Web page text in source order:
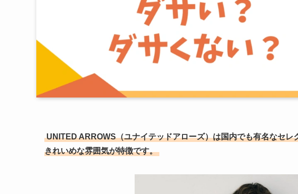
UNITED ARROWS（ユナイテッドアローズ）は国内でも有名なセ
きれいめな雰囲気が特徴です。